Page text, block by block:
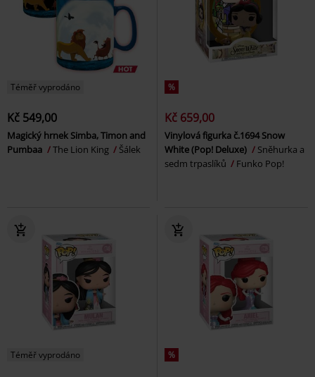
Téměř vyprodáno
Kč 549,00
Magický hrnek Simba, Timon and
Pumbaa
The Lion King Šálek
%
Kč 659,00
Vinylová figurka č.1694 Snow
White (Pop! Deluxe)
Sněhurka a
sedm trpaslíků
Funko Pop!
Téměř vyprodáno %